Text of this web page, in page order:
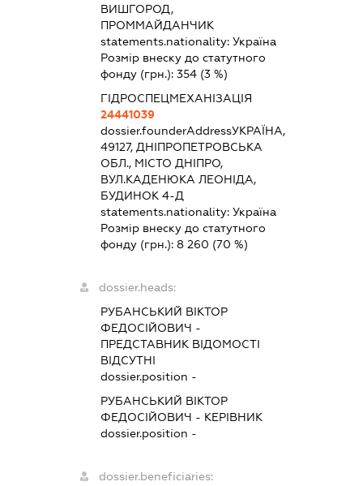
ВИШГОРОД,
ПРОММАЙДАНЧИК
statements.nationality: Україна
Розмір внеску до статутного
фонду (грн.): 354(3 %)
ГІДРОСПЕЦМЕХАНІЗАЦІЯ
24441039
dossier.founderAddressУКРАЇНА,
49127, ДНІПРОПЕТРОВСЬКА
ОБЛ., МІСТО ДНІПРО,
ВУЛ.КАДЕНЮКА ЛЕОНІДА,
БУДИНОК 4-Д
statements.nationality: Україна
Розмір внеску до статутного
фонду (грн.): 8 260 (70 %)
dossier.heads:
РУБАНСЬКИЙ ВІКТОР
ФЕДОСІЙОВИЧ -
ПРЕДСТАВНИК ВІДОМОСТІ
ВІДСУТНІ
dossier.position -
РУБАНСЬКИЙ ВІКТОР
ФЕДОСІЙОВИЧ - КЕРІВНИК
dossier.position -
dossier.beneficiaries: